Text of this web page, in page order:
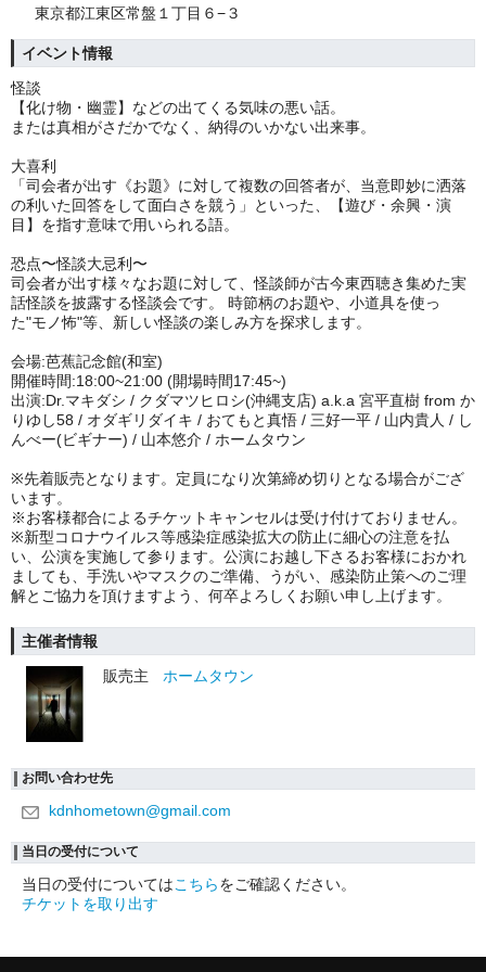
東京都江東区常盤１丁目６−３
イベント情報
怪談
【化け物・幽霊】などの出てくる気味の悪い話。
または真相がさだかでなく、納得のいかない出来事。
大喜利
「司会者が出す《お題》に対して複数の回答者が、当意即妙に洒落
の利いた回答をして面白さを競う」といった、【遊び・余興・演
目】を指す意味で用いられる語。
恐点〜怪談大忌利〜
司会者が出す様々なお題に対して、怪談師が古今東西聴き集めた実
話怪談を披露する怪談会です。 時節柄のお題や、小道具を使っ
た"モノ怖"等、新しい怪談の楽しみ方を探求します。
会場:芭蕉記念館(和室)
開催時間:18:00~21:00 (開場時間17:45~)
出演:Dr.マキダシ / クダマツヒロシ(沖縄支店) a.k.a 宮平直樹 from か
りゆし58 / オダギリダイキ / おてもと真悟 / 三好一平 / 山内貴人 / し
んべー(ビギナー) / 山本悠介 / ホームタウン
※先着販売となります。定員になり次第締め切りとなる場合がござ
います。
※お客様都合によるチケットキャンセルは受け付けておりません。
※新型コロナウイルス等感染症感染拡大の防止に細心の注意を払
い、公演を実施して参ります。公演にお越し下さるお客様におかれ
ましても、手洗いやマスクのご準備、うがい、感染防止策へのご理
解とご協力を頂けますよう、何卒よろしくお願い申し上げます。
主催者情報
販売主
ホームタウン
お問い合わせ先
kdnhometown@gmail.com
当日の受付について
当日の受付についてはこちらをご確認ください。
チケットを取り出す